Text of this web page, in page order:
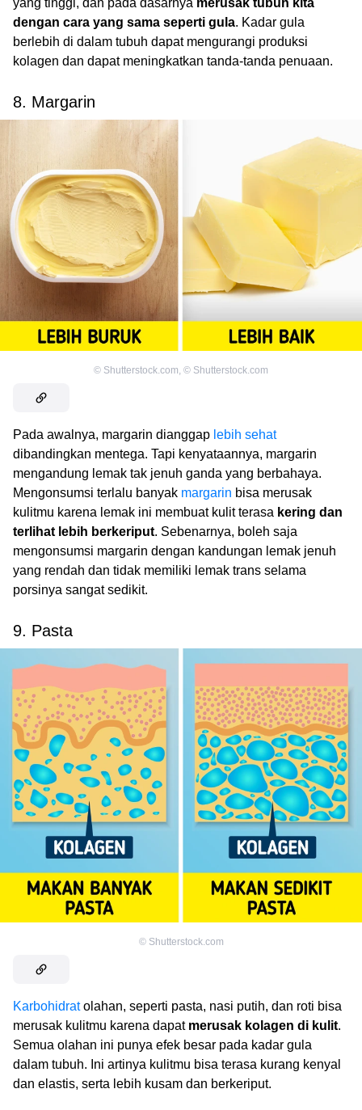
yang tinggi, dan pada dasarnya merusak tubuh kita
dengan cara yang sama seperti gula. Kadar gula
berlebih di dalam tubuh dapat mengurangi produksi
kolagen dan dapat meningkatkan tanda-tanda penuaan.
8. Margarin
© Shutterstock.com, © Shutterstock.com
Pada awalnya, margarin dianggap lebih sehat
dibandingkan mentega. Tapi kenyataannya, margarin
mengandung lemak tak jenuh ganda yang berbahaya.
Mengonsumsi terlalu banyak margarin bisa merusak
kulitmu karena lemak ini membuat kulit terasa kering dan
terlihat lebih berkeriput. Sebenarnya, boleh saja
mengonsumsi margarin dengan kandungan lemak jenuh
yang rendah dan tidak memiliki lemak trans selama
porsinya sangat sedikit.
9. Pasta
© Shutterstock.com
Karbohidratolahan, seperti pasta, nasi putih, dan roti bisa
merusak kulitmu karena dapat merusak kolagen di kulit.
Semua olahan ini punya efek besar pada kadar gula
dalam tubuh. Ini artinya kulitmu bisa terasa kurang kenyal
dan elastis, serta lebih kusam dan berkeriput.